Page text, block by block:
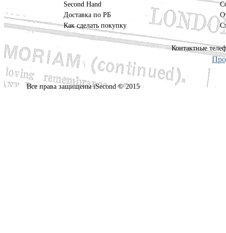
Second Hand
Доставка по РБ
Как сделать покупку
Контактные
Все права защищены iSecond © 2015